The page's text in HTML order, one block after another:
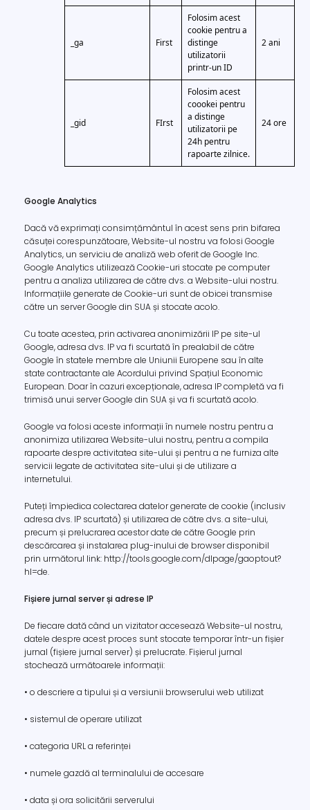
_ga First
Folosim acest
cookie pentru a
distinge
utilizatorii
printr-un ID
2 ani
_gid FIrst
Folosim acest
coookei pentru
a distinge
utilizatorii pe
24h pentru
rapoarte zilnice.
24 ore
Google Analytics
Dacă vă exprimați consimțământul în acest sens prin bifarea
căsuței corespunzătoare, Website-ul nostru va folosi Google
Analytics, un serviciu de analiză web oferit de Google Inc.
Google Analytics utilizează Cookie-uri stocate pe computer
pentru a analiza utilizarea de către dvs. a Website-ului nostru.
Informațiile generate de Cookie-uri sunt de obicei transmise
către un server Google din SUA și stocate acolo.
Cu toate acestea, prin activarea anonimizării IP pe site-ul
Google, adresa dvs. IP va fi scurtată în prealabil de către
Google în statele membre ale Uniunii Europene sau în alte
state contractante ale Acordului privind Spațiul Economic
European. Doar în cazuri excepționale, adresa IP completă va fi
trimisă unui server Google din SUA și va fi scurtată acolo.
Google va folosi aceste informații în numele nostru pentru a
anonimiza utilizarea Website-ului nostru, pentru a compila
rapoarte despre activitatea site-ului și pentru a ne furniza alte
servicii legate de activitatea site-ului și de utilizare a
internetului.
Puteți împiedica colectarea datelor generate de cookie (inclusiv
adresa dvs. IP scurtată) și utilizarea de către dvs. a site-ului,
precum și prelucrarea acestor date de către Google prin
descărcarea și instalarea plug-inului de browser disponibil
prin următorul link: http://tools.google.com/dlpage/gaoptout?
hl=de.
Fișiere jurnal server și adrese IP
De fiecare dată când un vizitator accesează Website-ul nostru,
datele despre acest proces sunt stocate temporar într-un fișier
jurnal (fișiere jurnal server) și prelucrate. Fișierul jurnal
stochează următoarele informații:
• o descriere a tipului și a versiunii browserului web utilizat
• sistemul de operare utilizat
• categoria URL a referinței
• numele gazdă al terminalului de accesare
• data și ora solicitării serverului